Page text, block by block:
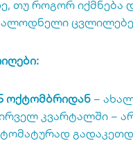
თუ როგორ იქმნება
ოქტომბრიდან–
კვარტალში –